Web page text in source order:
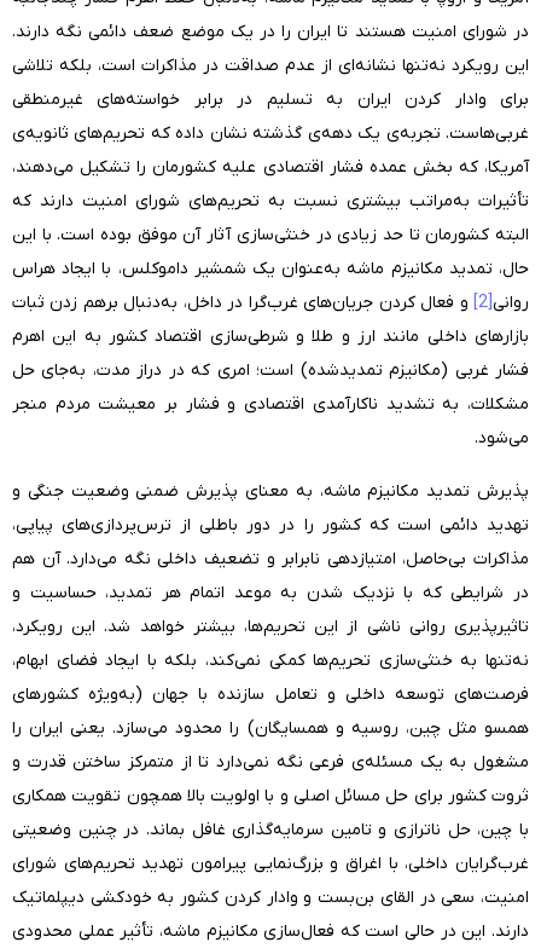
در شورای امنیت هستند تا ایران را در یک موضع ضعف دائمی نگه دارند.
این رویکرد نه‌تنها نشانه‌ای از عدم صداقت در مذاکرات است، بلکه تلاشی
برای وادار کردن ایران به تسلیم در برابر خواسته‌های غیرمنطقی
غربی‌هاست. تجربه‌ی یک دهه‌ی گذشته نشان داده که تحریم‌های ثانویه‌ی
آمریکا، که بخش عمده فشار اقتصادی علیه کشورمان را تشکیل می‌دهند،
تأثیرات به‌مراتب بیشتری نسبت به تحریم‌های شورای امنیت دارند که
البته کشورمان تا حد زیادی در خنثی‌سازی آثار آن موفق بوده است. با این
حال، تمدید مکانیزم ماشه به‌عنوان یک شمشیر داموکلس، با ایجاد هراس
روانی[2]
و فعال کردن جریان‌های غرب‌گرا در داخل، به‌دنبال برهم زدن ثبات
بازارهای داخلی مانند ارز و طلا و شرطی‌سازی اقتصاد کشور به این اهرم
فشار غربی (مکانیزم تمدید‌شده) است؛ امری که در دراز مدت، به‌جای حل
مشکلات، به تشدید ناکارآمدی اقتصادی و فشار بر معیشت مردم منجر
می‌شود.
پذیرش تمدید مکانیزم ماشه، به معنای پذیرش ضمنی وضعیت جنگی و
تهدید دائمی است که کشور را در دور باطلی از ترس‌پردازی‌های پیاپی،
مذاکرات بی‌حاصل، امتیازدهی نابرابر و تضعیف داخلی نگه می‌دارد. آن هم
در شرایطی که با نزدیک شدن به موعد اتمام هر تمدید، حساسیت و
تاثیرپذیری روانی ناشی از این تحریم‌ها، بیشتر خواهد شد. این رویکرد،
نه‌تنها به خنثی‌سازی تحریم‌ها کمکی نمی‌کند، بلکه با ایجاد فضای ابهام،
فرصت‌های توسعه داخلی و تعامل سازنده با جهان (به‌ویژه کشورهای
همسو مثل چین، روسیه و همسایگان) را محدود می‌سازد. یعنی ایران را
مشغول به یک مسئله‌ی فرعی نگه‌ نمی‌دارد تا از متمرکز ساختن قدرت و
ثروت کشور برای حل مسائل اصلی و با اولویت بالا همچون تقویت همکاری
با چین، حل ناترازی و تامین سرمایه‌گذاری غافل بماند. در چنین وضعیتی
غرب‌گرایان داخلی، با اغراق و بزرگ‌نمایی پیرامون تهدید تحریم‌های شورای
امنیت، سعی در القای بن‌بست و وادار کردن کشور به خودکشی دیپلماتیک
دارند. این در حالی است که فعال‌سازی مکانیزم ماشه، تأثیر عملی محدودی